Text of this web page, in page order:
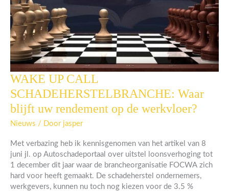
WAKE UP CALL
SCHADEHERSTELBRANCHE: Waar
blijft uw rendement op de werkvloer?
Nieuws / Door jasper
Met verbazing heb ik kennisgenomen van het artikel van 8
juni jl. op Autoschadeportaal over uitstel loonsverhoging tot
1 december dit jaar waar de brancheorganisatie FOCWA zich
hard voor heeft gemaakt. De schadeherstel ondernemers,
werkgevers, kunnen nu toch nog kiezen voor de 3.5 %
WAKE
CALL
SCHADEHERSTELBRANCHE:
Waar
uw
rendement
op
de
werkvloer?